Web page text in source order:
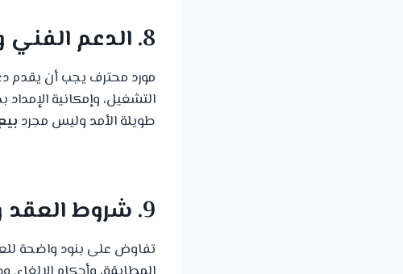
8. الدعم الفني وخدمة ما بعد البيع
مورد محترف يجب أن يقدم
التشغيل، وإمكانية
طويلة الأمد وليس مجرد
9. شروط العقد والشحن والضمانات
تفاوض على بنود واضحة